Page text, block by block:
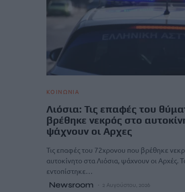
ΚΟΙΝΩΝΙΑ
Λιόσια: Τις επαφές του
βρέθηκε νεκρός στο
ψάχνουν οι Αρχες
Τις επαφές του 72χρονου που βρέθηκε
αυτοκίνητο στα Λιόσια, ψάχνουν οι Αρχές.
εντοπίστηκε…
Newsroom 2 Αυγούστου, 2026